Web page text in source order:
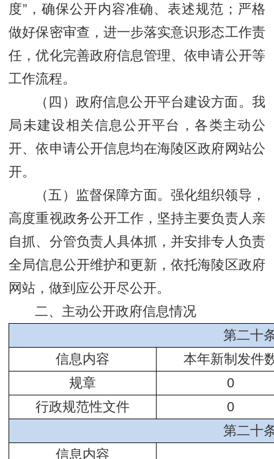
度”，确保公开内容准确、表述规范；严格
做好保密审查，进一步落实意识形态工作责
任，优化完善政府信息管理、依申请公开等
工作流程。
（四）政府信息公开平台建设方面。我
局未建设相关信息公开平台，各类主动公
开、依申请公开信息均在海陵区政府网站公
开。
（五）监督保障方面。强化组织领导，
高度重视政务公开工作，坚持主要负责人亲
自抓、分管负责人具体抓，并安排专人负责
全局信息公开维护和更新，依托海陵区政府
网站，做到应公开尽公开。
二、主动公开政府信息情况
第二十
信息内容
本年新制发件
规章
0
行政规范性文件
0
第二十
信息内容